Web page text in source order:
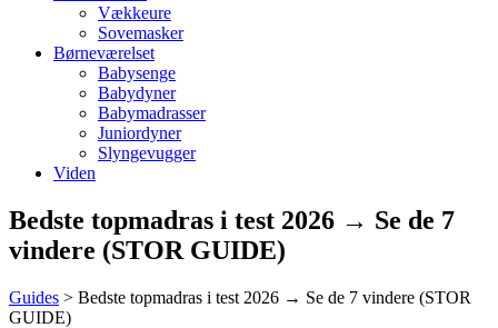
Vækkeure
Sovemasker
Børneværelset
Babysenge
Babydyner
Babymadrasser
Juniordyner
Slyngevugger
Viden
Bedste topmadras i test 2026 → Se de 7
vindere (STOR GUIDE)
Guides > Bedste topmadras i test 2026 → Se de 7 vindere (STOR
GUIDE)